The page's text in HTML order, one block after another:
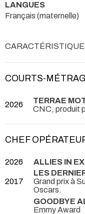
LANGUES
Français (maternelle)
COURTS-
2026 TERRAE
CNC, produit
CHEF
2026 ALLIES IN
2017
LES
Grand prix à
Oscars.
GOODBYE
Emmy Award